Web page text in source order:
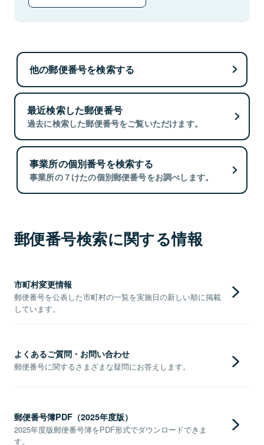
他の郵便番号を検索する
最近検索した郵便番号
過去に検索した郵便番号をご覧いただけます。
事業所の個別番号を検索する
事業所の７けたの個別郵便番号をお調べします。
郵便番号検索に関する情報
市町村変更情報
郵便番号を公表した市町村の一覧を実施日の新しい順に掲載
しています。
よくあるご質問・お問い合わせ
郵便番号に関するさまざまな疑問にお答えします。
郵便番号簿PDF（2025年度版）
2025年度版郵便番号簿をPDF形式でダウンロードできま
す。